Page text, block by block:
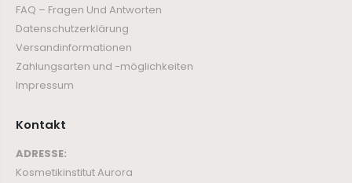
FAQ – Fragen Und Antworten
Datenschutzerklärung
Versandinformationen
Zahlungsarten und -möglichkeiten
Impressum
Kontakt
ADRESSE:
Kosmetikinstitut Aurora